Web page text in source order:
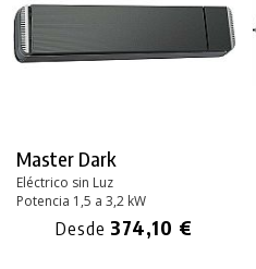
Master Dark
Eléctrico sin Luz
Potencia 1,5 a 3,2 kW
Desde 374,10 €